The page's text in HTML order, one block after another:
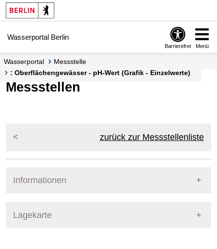
Springe zur Navigation
Springe zum Inhalt
Wasserportal Berlin
Barrierefrei Menü
Wasserportal
Messstelle
: Oberflächengewässer - pH-Wert (Grafik - Einzelwerte)
Messstellen
zurück zur Messstellenliste
Informationen
Lagekarte